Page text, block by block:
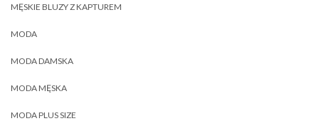
MĘSKIE BLUZY Z KAPTUREM
MODA
MODA DAMSKA
MODA MĘSKA
MODA PLUS SIZE